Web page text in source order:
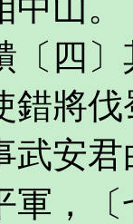
〔四
錯將
武安
軍，